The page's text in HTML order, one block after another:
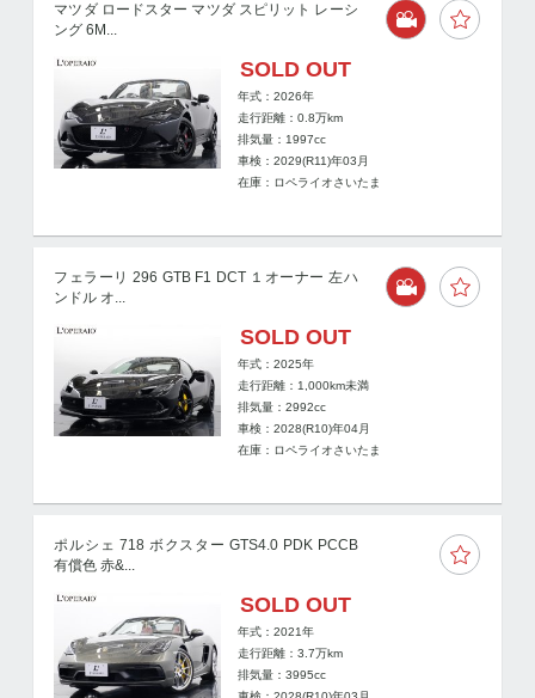
マツダ ロードスター マツダ スピリット レーシ
ング 6M...
SOLD OUT
年式：2026年
走行距離：0.8万km
排気量：1997cc
車検：2029(R11)年03月
在庫：ロペライオさいたま
フェラーリ 296 GTB F1 DCT １オーナー 左ハ
ンドル オ...
SOLD OUT
年式：2025年
走行距離： 1,000km未満
排気量：2992cc
車検：2028(R10)年04月
在庫：ロペライオさいたま
ポルシェ 718 ボクスター GTS4.0 PDK PCCB
有償色 赤&...
SOLD OUT
年式：2021年
走行距離：3.7万km
排気量：3995cc